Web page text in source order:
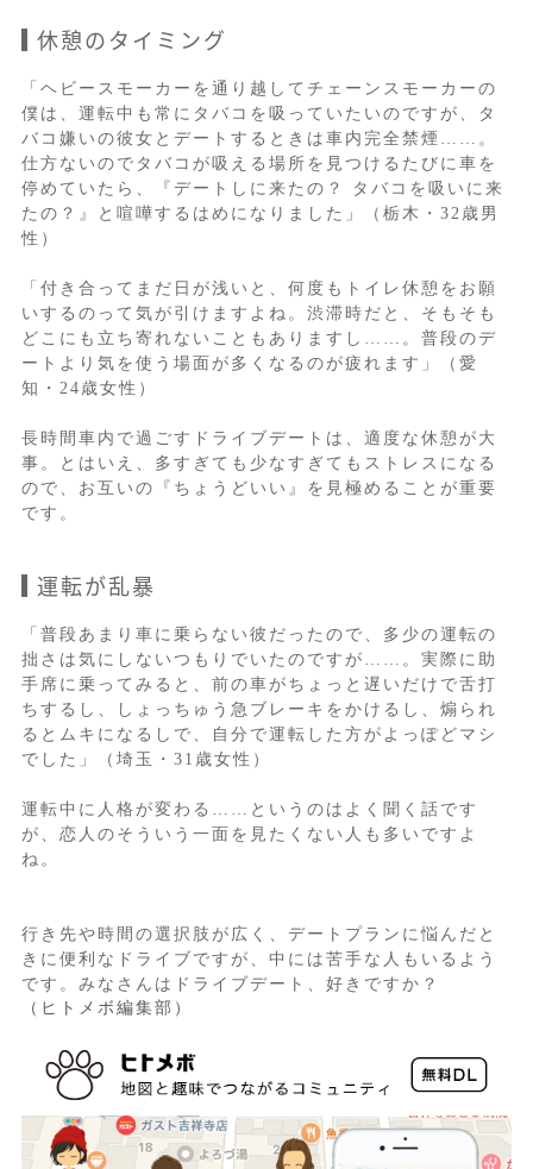
休憩のタイミング
「ヘビースモーカーを通り越してチェーンスモーカーの
僕は、運転中も常にタバコを吸っていたいのですが、タ
バコ嫌いの彼女とデートするときは車内完全禁煙……。
仕方ないのでタバコが吸える場所を見つけるたびに車を
停めていたら、『デートしに来たの？ タバコを吸いに来
たの？』と喧嘩するはめになりました」（栃木・32歳男
性）
「付き合ってまだ日が浅いと、何度もトイレ休憩をお願
いするのって気が引けますよね。渋滞時だと、そもそも
どこにも立ち寄れないこともありますし……。普段のデ
ートより気を使う場面が多くなるのが疲れます」（愛
知・24歳女性）
長時間車内で過ごすドライブデートは、適度な休憩が大
事。とはいえ、多すぎても少なすぎてもストレスになる
ので、お互いの『ちょうどいい』を見極めることが重要
です。
運転が乱暴
「普段あまり車に乗らない彼だったので、多少の運転の
拙さは気にしないつもりでいたのですが……。実際に助
手席に乗ってみると、前の車がちょっと遅いだけで舌打
ちするし、しょっちゅう急ブレーキをかけるし、煽られ
るとムキになるしで、自分で運転した方がよっぽどマシ
でした」（埼玉・31歳女性）
運転中に人格が変わる……というのはよく聞く話です
が、恋人のそういう一面を見たくない人も多いですよ
ね。
行き先や時間の選択肢が広く、デートプランに悩んだと
きに便利なドライブですが、中には苦手な人もいるよう
です。みなさんはドライブデート、好きですか？
（ヒトメボ編集部）